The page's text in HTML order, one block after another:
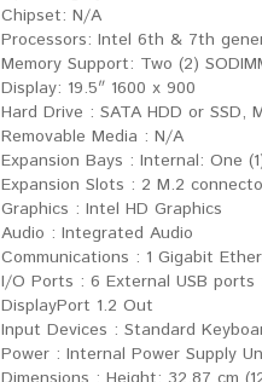
Chipset: N/A
Processors: Intel 6th & 7th
Memory Support: Two (2)
Display: 19.5″ 1600 x 900
Hard Drive : SATA HDD or SSD,
Removable Media : N/A
Expansion Bays : Internal: One
Expansion Slots : 2 M.2
Graphics : Intel HD Graphics
Audio : Integrated Audio
Communications : 1 Gigabit
I/O Ports : 6 External USB ports
DisplayPort 1.2 Out
Input Devices : Standard
Power : Internal Power Supply